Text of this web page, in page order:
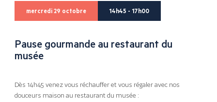
mercredi 29 octobre 14h45 - 17h00
Pause gourmande au restaurant du
musée
Dès 14h45 venez vous réchauffer et vous régaler avec nos
douceurs maison au restaurant du musée :